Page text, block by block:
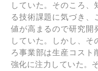
していた。そのころ、
る技術課題に気づき、
値が高まるので研究開
していた。しかし、そ
ろ事業部は生産コスト
強化に注力していた。